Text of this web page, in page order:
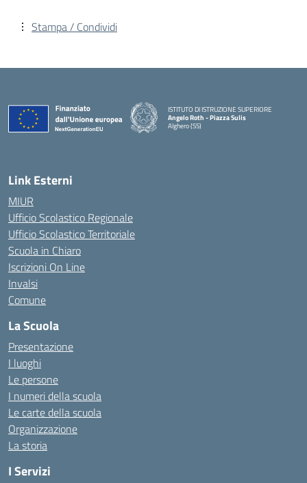
Stampa / Condividi
ISTITUTO DI ISTRUZIONE SUPERIORE
Angelo Roth - Piazza Sulis
Alghero (SS)
— Visita la pagina iniziale della scuola
Link Esterni
MIUR
Ufficio Scolastico Regionale
Ufficio Scolastico Territoriale
Scuola in Chiaro
Iscrizioni On Line
Invalsi
Comune
La Scuola
Presentazione
I luoghi
Le persone
I numeri della scuola
Le carte della scuola
Organizzazione
La storia
I Servizi